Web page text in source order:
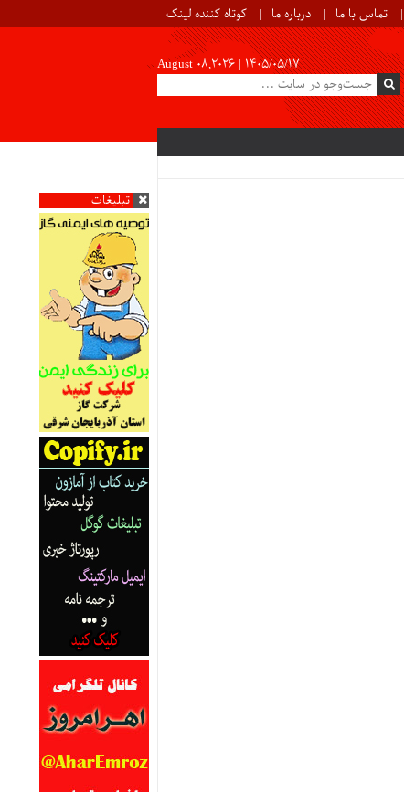
تماس با ما درباره ما کوتاه کننده لینک
August 08,2026 | ۱۴۰۵/۰۵/۱۷
تبلیغات